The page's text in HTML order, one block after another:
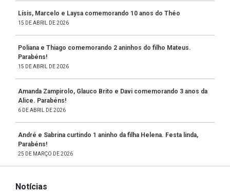
Lísis, Marcelo e Laysa comemorando 10 anos do Théo
15 DE ABRIL DE 2026
Poliana e Thiago comemorando 2 aninhos do filho Mateus.
Parabéns!
15 DE ABRIL DE 2026
Amanda Zampirolo, Glauco Brito e Davi comemorando 3 anos da
Alice. Parabéns!
6 DE ABRIL DE 2026
André e Sabrina curtindo 1 aninho da filha Helena. Festa linda,
Parabéns!
25 DE MARÇO DE 2026
Notícias